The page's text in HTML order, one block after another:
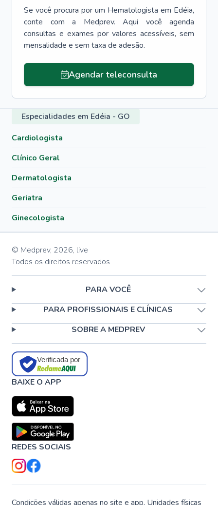
Se você procura por um Hematologista em Edéia,
conte com a Medprev. Aqui você agenda
consultas e exames por valores acessíveis, sem
mensalidade e sem taxa de adesão.
Agendar teleconsulta
Especialidades em Edéia - GO
Cardiologista
Clínico Geral
Dermatologista
Geriatra
Ginecologista
© Medprev, 2026, live
Todos os direitos reservados
PARA VOCÊ
PARA PROFISSIONAIS E CLÍNICAS
SOBRE A MEDPREV
Verificada por
BAIXE O APP
REDES SOCIAIS
Condições válidas apenas no site e app. Unidades físicas